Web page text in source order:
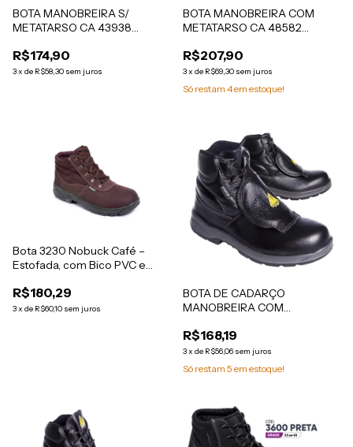
BOTA MANOBREIRA S/
METATARSO CA 43938
R$174,90
3x de R$58,30 sem juros
BOTA MANOBREIRA COM
METATARSO CA 48582
R$207,90
3x de R$69,30 sem juros
Só restam 4em estoque!
Bota 3230 Nobuck Café –
Estofada, com Bico PVC e
R$180,29
3x de R$60,10 sem juros
BOTA DE CADARÇO
MANOBREIRA COM
BC ANT- 51596
R$168,19
3x de R$56,06 sem juros
Só restam 5 em estoque!